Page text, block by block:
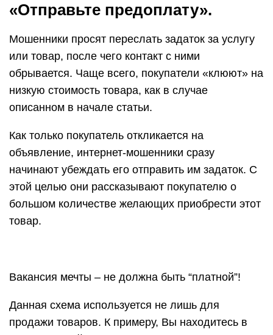
«Отправьте предоплату».
Мошенники просят переслать задаток за услугу
или товар, после чего контакт с ними
обрывается. Чаще всего, покупатели «клюют» на
низкую стоимость товара, как в случае
описанном в начале статьи.
Как только покупатель откликается на
объявление, интернет-мошенники сразу
начинают убеждать его отправить им задаток. С
этой целью они рассказывают покупателю о
большом количестве желающих приобрести этот
товар.
Вакансия мечты – не должна быть “платной”!
Данная схема используется не лишь для
продажи товаров. К примеру, Вы находитесь в